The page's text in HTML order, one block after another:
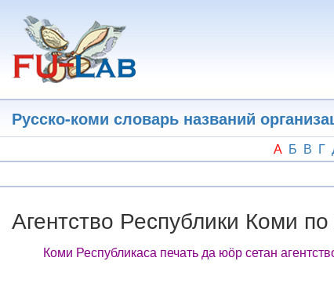
основному
содержанию
Русско-коми словарь названий
А Б В Г
Агентство Республики Коми
Коми Республикаса печать да юӧр сетан